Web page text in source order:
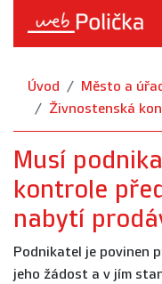
Úvod Město a
Živnostenská
Musí
kontrole
nabytí
Podnikatel je povinen
jeho žádost a v jím